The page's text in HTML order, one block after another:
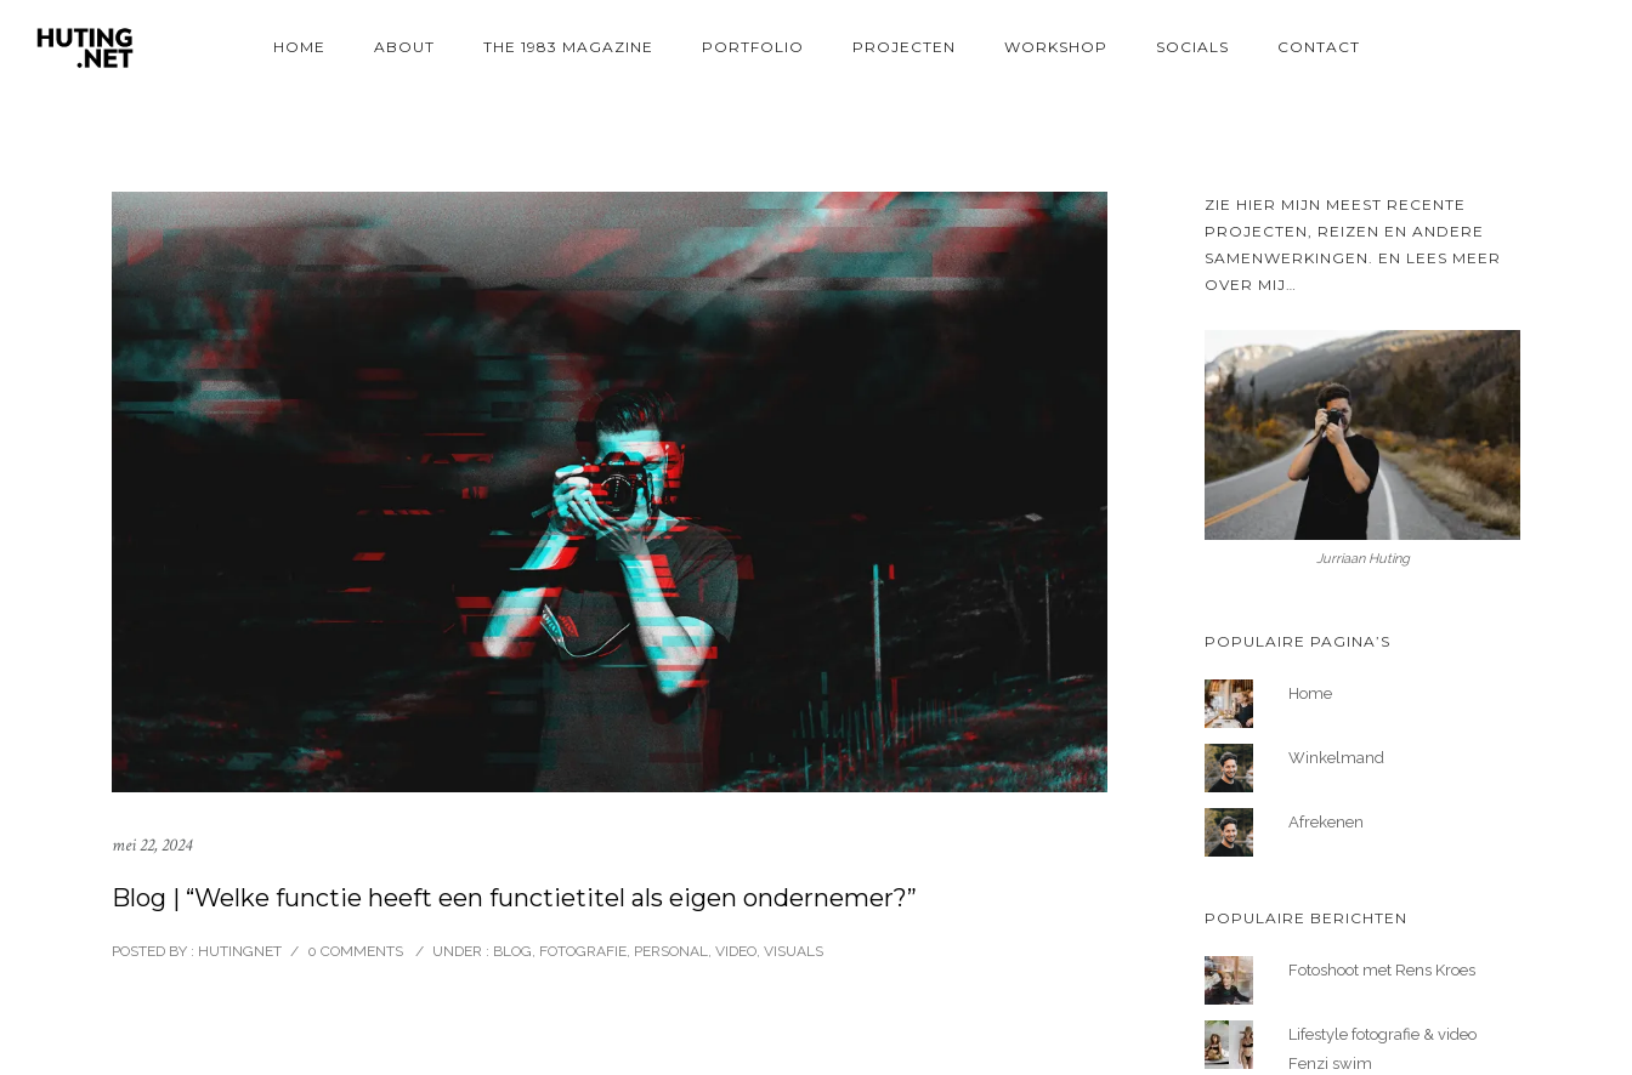
HOME ABOUT THE 1983 MAGAZINE PORTFOLIO PROJECTEN WORKSHOP SOCIALS CONTACT
mei 22, 2024
Blog | “Welke functie heeft een functietitel als eigen ondernemer?”
POSTED BY : HUTINGNET / 0 COMMENTS / UNDER : BLOG, FOTOGRAFIE, PERSONAL, VIDEO, VISUALS
ZIE HIER MIJN MEEST RECENTE
PROJECTEN, REIZEN EN ANDERE
SAMENWERKINGEN. EN LEES MEER
OVER MIJ…
Jurriaan Huting
POPULAIRE PAGINA’S
Home
Winkelmand
Afrekenen
POPULAIRE BERICHTEN
Fotoshoot met Rens Kroes
Lifestyle fotografie & video
Fenzi swim